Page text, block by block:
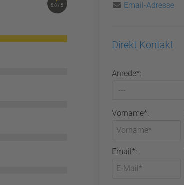
5.0 / 5
Email-Adresse
Direkt Kontakt
Anrede*:
Vorname*:
Email*: